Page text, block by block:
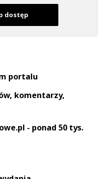
dostęp
portalu
komentarzy,
- ponad 50 tys.